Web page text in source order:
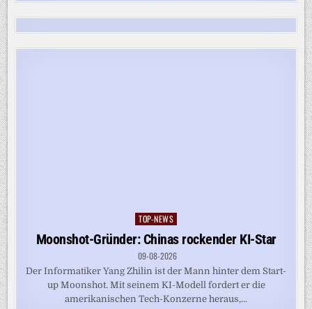
Posted
TOP-NEWS
Moonshot-Gründer: Chinas rockender KI-Star
09-08-2026
Der Informatiker Yang Zhilin ist der Mann hinter dem Start-
up Moonshot. Mit seinem KI-Modell fordert er die
amerikanischen Tech-Konzerne heraus,...